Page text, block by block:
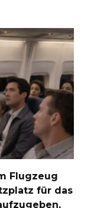
Flugzeug
für das